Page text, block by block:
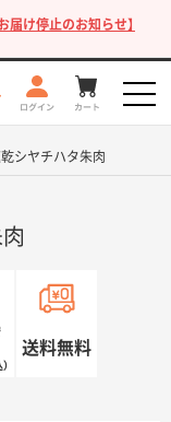
届け停止のお知らせ】
シヤチハタ朱肉
送料無料